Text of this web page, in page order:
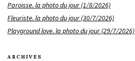
Paroisse. la photo du jour (1/8/2026)
Fleuriste. la photo du jour (30/7/2026)
Playground love. la photo du jour (29/7/2026)
ARCHIVES